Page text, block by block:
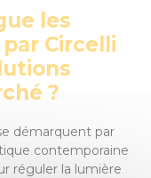
les
Circelli
?
démarquent par
contemporaine
réguler la lumière